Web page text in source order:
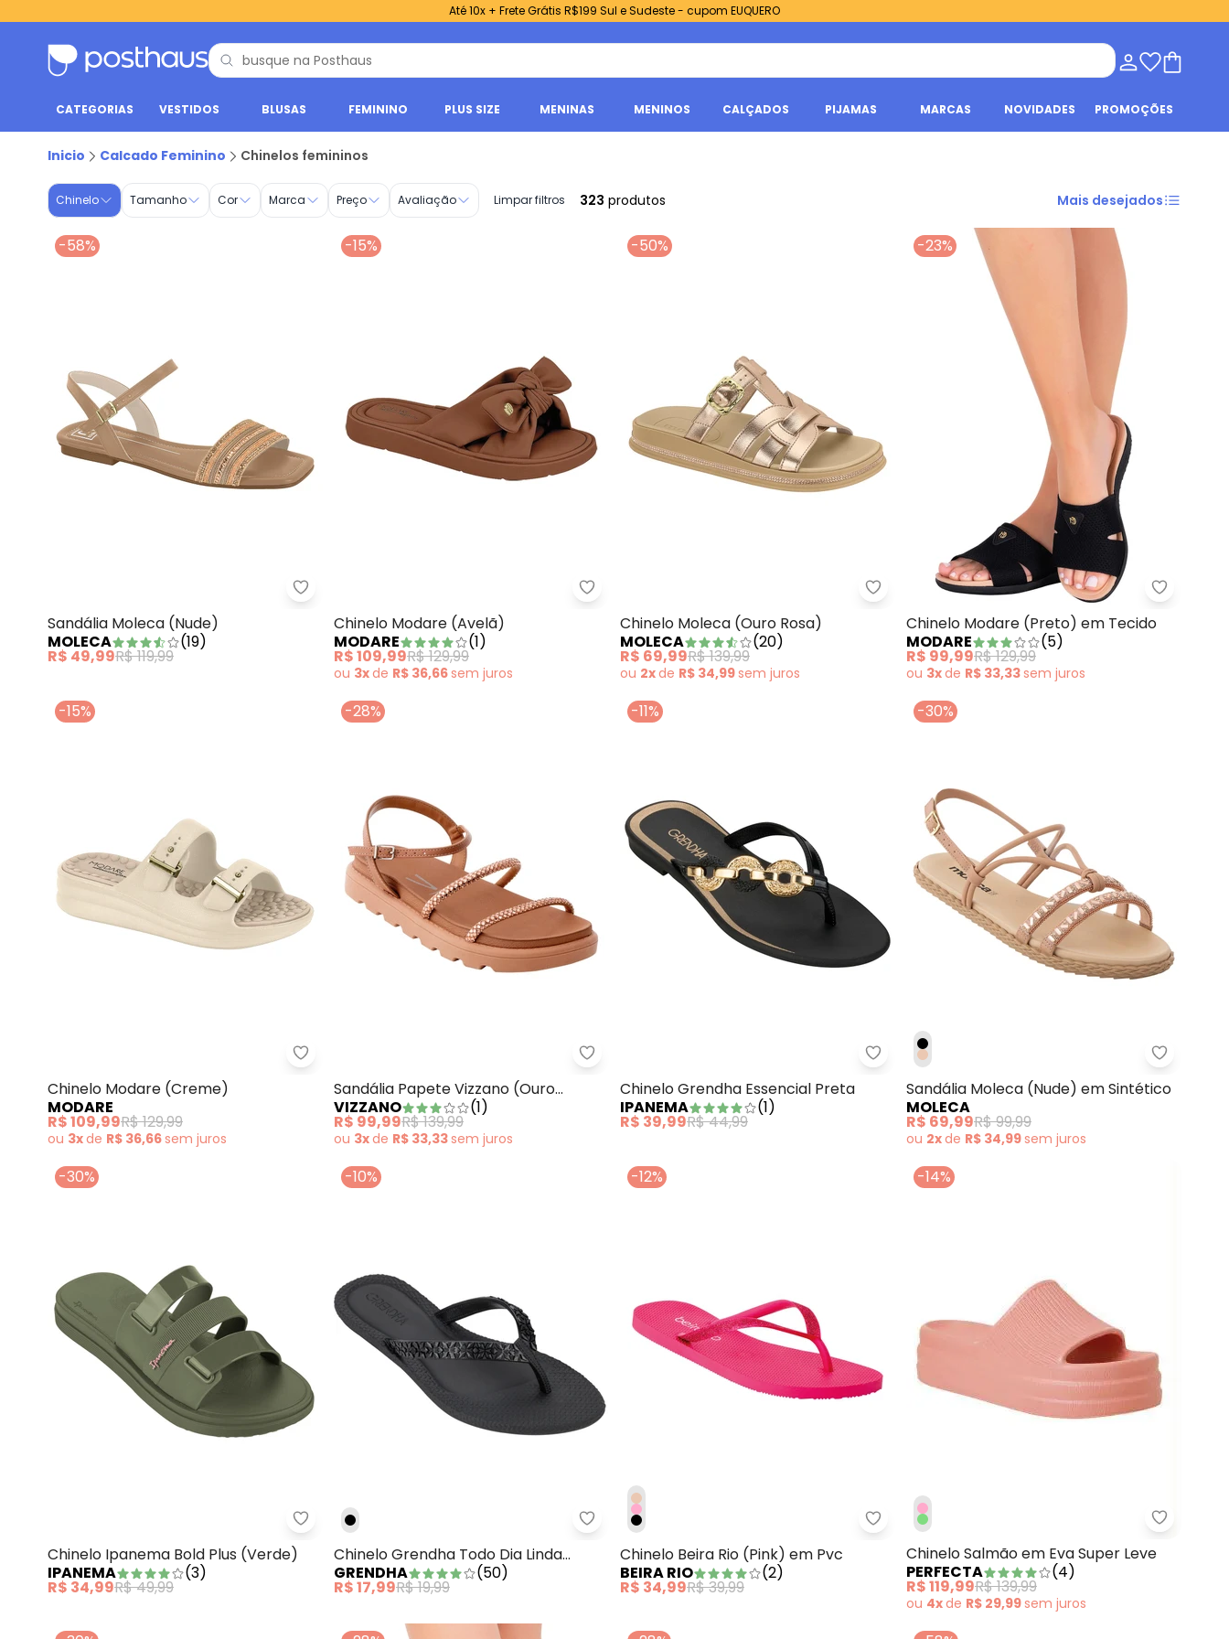
Até 10x + Frete Grátis R$199 Sul e Sudeste - cupom EUQUERO
CATEGORIAS VESTIDOS BLUSAS FEMININO PLUS SIZE MENINAS MENINOS CALÇADOS PIJAMAS MARCAS NOVIDADES PROMOÇÕES
Inicio Calcado Feminino Chinelos femininos
Chinelo Tamanho Cor Marca Preço Avaliação Limpar filtros 323 produtos Mais desejados
-58%
Sandália Moleca (Nude)
Sandália Moleca (Nude)
MOLECA
(19)
R$ 49,99R$ 119,99
-15%
Chinelo Modare (Avelã)
Chinelo Modare (Avelã)
MODARE
(1)
R$ 109,99R$ 129,99
ou 3xde R$ 36,66sem juros
-50%
Chinelo Moleca (Ouro Rosa)
Chinelo Moleca (Ouro Rosa)
MOLECA
(20)
R$ 69,99R$ 139,99
ou 2xde R$ 34,99sem juros
-23%
Chinelo
Chinelo Modare (Preto) em Tecido
MODARE
(5)
R$ 99,99R$ 129,99
ou 3xde R$ 33,33sem juros
-15%
Chinelo Modare (Creme)
Chinelo Modare (Creme)
MODARE
R$ 109,99R$ 129,99
ou 3xde R$ 36,66sem juros
-28%
Sandália Papete Vizzano (Ouro Rosado) em Sintético
Sandália Papete Vizzano (Ouro
Rosado) em Sintético
VIZZANO (1)
R$ 99,99R$ 139,99
ou 3xde R$ 33,33sem juros
-11%
Ipanema - Chinelo Grendha Essencial Preta
Chinelo Grendha Essencial Preta
IPANEMA
(1)
R$ 39,99R$ 44,99
-30%
Sandália
Sandália Moleca (Nude) em Sintético
MOLECA
R$ 69,99R$ 99,99
ou 2xde R$ 34,99sem juros
-30%
Chinelo Ipanema Bold Plus (Verde)
Chinelo Ipanema Bold Plus (Verde)
IPANEMA
(3)
R$ 34,99R$ 49,99
-10%
Chinelo Grendha Todo Dia Linda (Preto)
Chinelo Grendha Todo Dia Linda
(Preto)
GRENDHA (50)
R$ 17,99R$ 19,99
-12%
Chinelo Beira Rio (Pink) em Pvc
Chinelo Beira Rio (Pink) em Pvc
BEIRA RIO
(2)
R$ 34,99R$ 39,99
-14%
Perfecta
Chinelo Salmão em Eva Super Leve
PERFECTA
(4)
R$ 119,99R$ 139,99
ou 4xde R$ 29,99sem juros